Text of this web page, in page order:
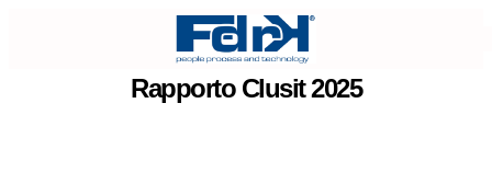
Rapporto Clusit 2025